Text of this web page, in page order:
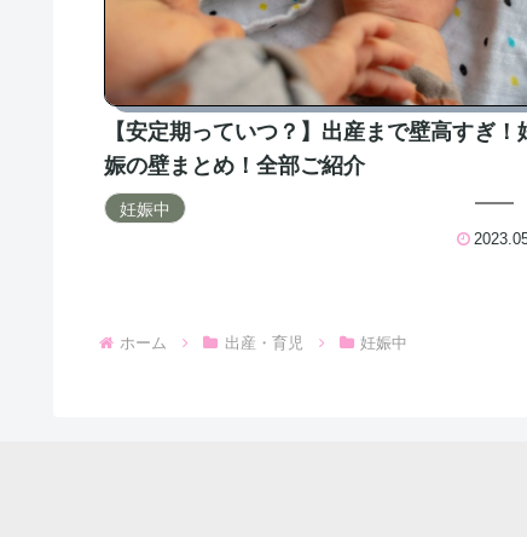
【安定期っていつ？】出産まで壁高すぎ！
娠の壁まとめ！全部ご紹介
妊娠中
ホーム 出産・育児 妊娠中